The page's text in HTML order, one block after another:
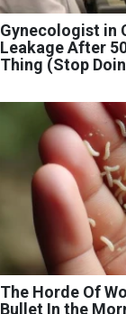
Gynecologist in
Leakage After
Thing (Stop
The Horde Of
Bullet In the